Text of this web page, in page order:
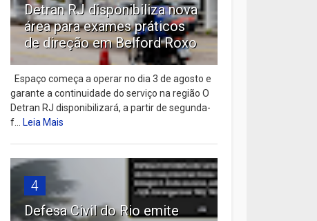
Detran RJ disponibiliza nova
área para exames práticos
de direção em Belford Roxo
Espaço começa a operar no dia 3 de agosto e
garante a continuidade do serviço na região O
Detran RJ disponibilizará, a partir de segunda-
f...Leia Mais
4
Defesa Civil do Rio emite